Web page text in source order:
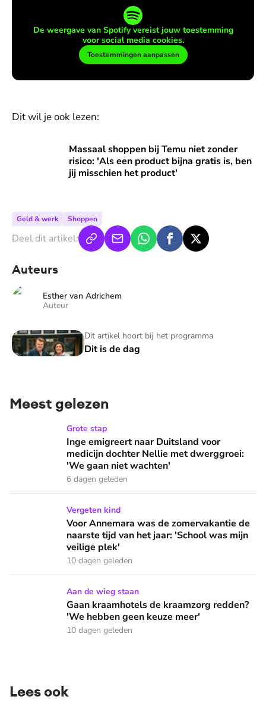
De weergave van Spotify vereist jouw toestemming
voor social media cookies.
Toestemmingen aanpassen
Dit wil je ook lezen:
Massaal shoppen bij Temu niet zonder
risico: 'Als een product bijna gratis is, ben
jij misschien het product'
Massaal shoppen bij Temu niet zonder risico: 'Als een
Geld & werk Shoppen
Deel dit artikel:
Auteurs
Esther van Adrichem
Auteur
Dit artikel hoort bij het programma
Dit is de dag
Dit is de dag
Meest gelezen
Inge emigreert naar Duitsland voor medicijn dochter
Grote stap
Inge emigreert naar Duitsland voor
medicijn dochter Nellie met dwerggroei:
'We gaan niet wachten'
6 dagen geleden
Voor Annemara was de zomervakantie de naarste tijd van
Vergeten kind
Voor Annemara was de zomervakantie de
naarste tijd van het jaar: 'School was mijn
veilige plek'
10 dagen geleden
Gaan kraamhotels de kraamzorg redden? 'We hebben
Aan de wieg staan
Gaan kraamhotels de kraamzorg redden?
'We hebben geen keuze meer'
10 dagen geleden
Lees ook